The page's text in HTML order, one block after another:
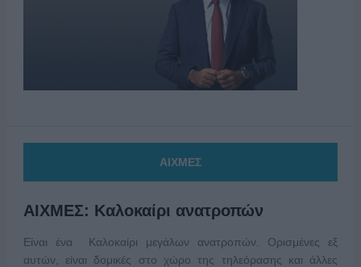
ΑΙΧΜΕΣ
ΑΙΧΜΕΣ: Καλοκαίρι ανατροπών
Είναι ένα Καλοκαίρι μεγάλων ανατροπών. Ορισμένες εξ
αυτών, είναι δομικές στο χώρο της τηλεόρασης και άλλες